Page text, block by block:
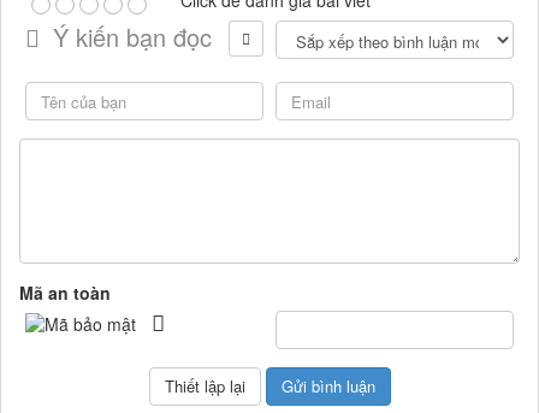
Ý kiến bạn đọc
Mã an toàn